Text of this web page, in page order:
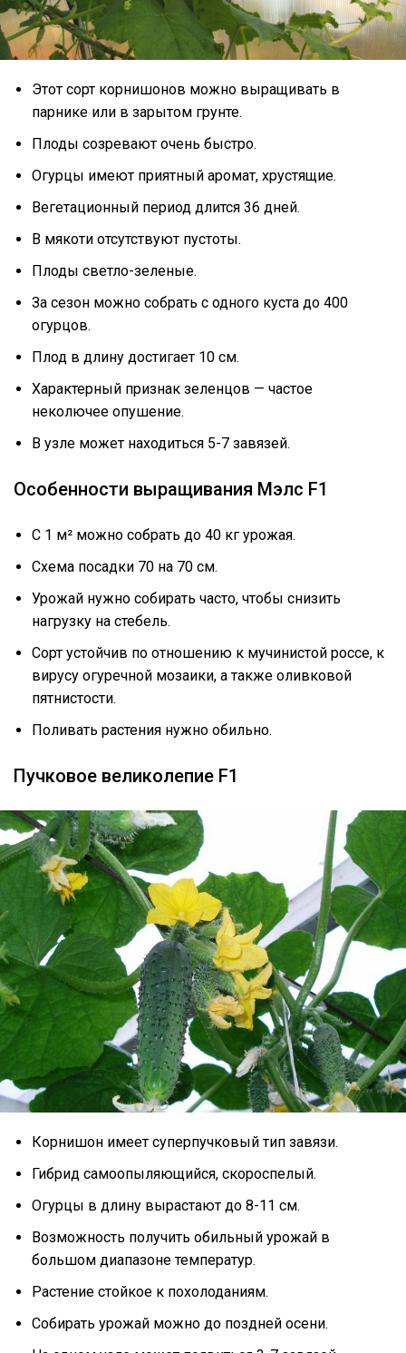
Этот сорт корнишонов можно выращивать в
парнике или в зарытом грунте.
Плоды созревают очень быстро.
Огурцы имеют приятный аромат, хрустящие.
Вегетационный период длится 36 дней.
В мякоти отсутствуют пустоты.
Плоды светло-зеленые.
За сезон можно собрать с одного куста до 400
огурцов.
Плод в длину достигает 10 см.
Характерный признак зеленцов — частое
неколючее опушение.
В узле может находиться 5-7 завязей.
Особенности выращивания Мэлс F1
С 1 м² можно собрать до 40 кг урожая.
Схема посадки 70 на 70 см.
Урожай нужно собирать часто, чтобы снизить
нагрузку на стебель.
Сорт устойчив по отношению к мучинистой россе, к
вирусу огуречной мозаики, а также оливковой
пятнистости.
Поливать растения нужно обильно.
Пучковое великолепие F1
Корнишон имеет суперпучковый тип завязи.
Гибрид самоопыляющийся, скороспелый.
Огурцы в длину вырастают до 8-11 см.
Возможность получить обильный урожай в
большом диапазоне температур.
Растение стойкое к похолоданиям.
Собирать урожай можно до поздней осени.